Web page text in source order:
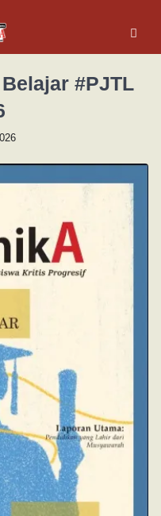
#PJTL